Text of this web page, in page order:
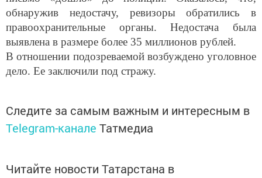
обнаружив недостачу, ревизоры обратились в
правоохранительные органы. Недостача была
выявлена в размере более 35 миллионов рублей.
В отношении подозреваемой возбуждено уголовное
дело. Ее заключили под стражу.
Следите за самым важным и интересным в
Telegram-канале Татмедиа
Читайте новости Татарстана в